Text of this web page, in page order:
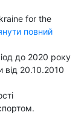
for the
повний
до 2020 року
від 20.10.2010